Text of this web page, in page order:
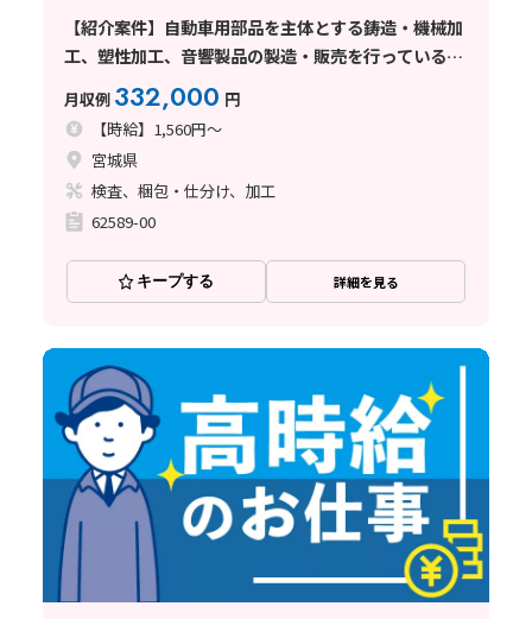
【紹介案件】自動車用部品を主体とする鋳造・機械加
工、塑性加工、音響製品の製造・販売を行っている企
業でのお仕事
月収例 332,000 円
【時給】1,560円～
宮城県
検査、梱包・仕分け、加工
62589-00
キープする 詳細を見る